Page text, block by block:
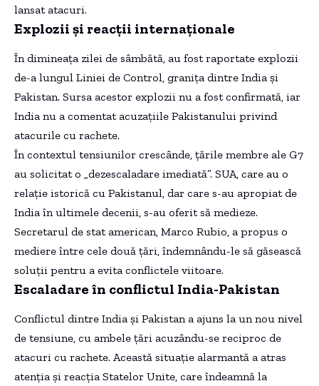
lansat atacuri.
Explozii și reacții internaționale
În dimineața zilei de sâmbătă, au fost raportate explozii
de-a lungul Liniei de Control, granița dintre India și
Pakistan. Sursa acestor explozii nu a fost confirmată, iar
India nu a comentat acuzațiile Pakistanului privind
atacurile cu rachete.
În contextul tensiunilor crescânde, țările membre ale G7
au solicitat o „dezescaladare imediată”. SUA, care au o
relație istorică cu Pakistanul, dar care s-au apropiat de
India în ultimele decenii, s-au oferit să medieze.
Secretarul de stat american, Marco Rubio, a propus o
mediere între cele două țări, îndemnându-le să găsească
soluții pentru a evita conflictele viitoare.
Escaladare în conflictul India-Pakistan
Conflictul dintre India și Pakistan a ajuns la un nou nivel
de tensiune, cu ambele țări acuzându-se reciproc de
atacuri cu rachete. Această situație alarmantă a atras
atenția și reacția Statelor Unite, care îndeamnă la